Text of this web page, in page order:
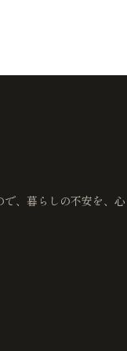
、暮らしの不安を、心